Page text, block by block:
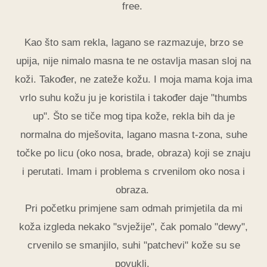
free.
Kao što sam rekla, lagano se razmazuje, brzo se
upija, nije nimalo masna te ne ostavlja masan sloj na
koži. Također, ne zateže kožu. I moja mama koja ima
vrlo suhu kožu ju je koristila i također daje "thumbs
up". Što se tiče mog tipa kože, rekla bih da je
normalna do mješovita, lagano masna t-zona, suhe
točke po licu (oko nosa, brade, obraza) koji se znaju
i perutati. Imam i problema s crvenilom oko nosa i
obraza.
Pri početku primjene sam odmah primjetila da mi
koža izgleda nekako "svježije", čak pomalo "dewy",
crvenilo se smanjilo, suhi "patchevi" kože su se
povukli.